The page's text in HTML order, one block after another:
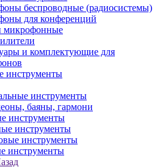
беспроводные (радиосистемы)
для конференций
микрофонные
и комплектующие для
инструменты
инструменты
баяны, гармони
инструменты
инструменты
инструменты
инструменты